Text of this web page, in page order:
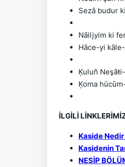
Sezâ budur
Nāilįyim ki
Hāce-yi
Ķuluñ
Ķoma
İLGİLİ
Kaside
Kasidenin
NESİP